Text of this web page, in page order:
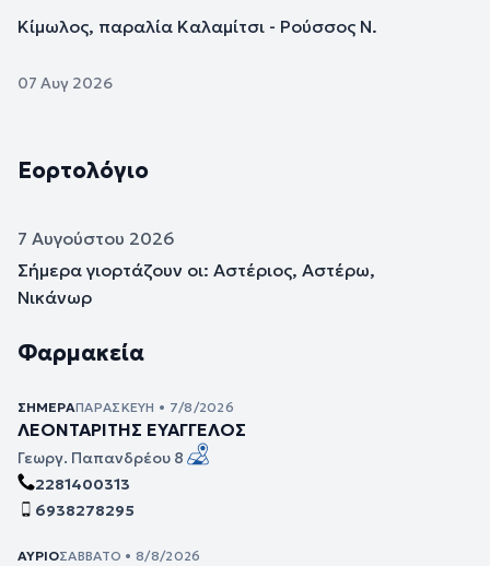
Κίμωλος, παραλία Καλαμίτσι - Ρούσσος Ν.
07 Αυγ 2026
Εορτολόγιο
7 Αυγούστου 2026
Σήμερα γιορτάζουν οι: Αστέριος, Αστέρω,
Νικάνωρ
Φαρμακεία
ΣΉΜΕΡΑΠΑΡΑΣΚΕΥΉ • 7/8/2026
ΛΕΟΝΤΑΡΙΤΗΣ ΕΥΑΓΓΕΛΟΣ
Γεωργ. Παπανδρέου 8
2281400313
6938278295
ΑΎΡΙΟΣΆΒΒΑΤΟ • 8/8/2026